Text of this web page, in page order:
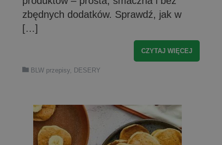
zbędnych dodatków. Sprawdź, jak w
[…]
CZYTAJ WIĘCEJ
BLW przepisy, DESERY